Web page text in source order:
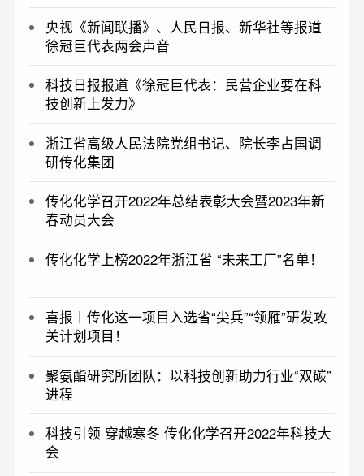
​央视《新闻联播》、人民日报、新华社等报道
徐冠巨代表两会声音
科技日报报道《徐冠巨代表：民营企业要在科
技创新上发力》
浙江省高级人民法院党组书记、院长李占国调
研传化集团
传化化学召开2022年总结表彰大会暨2023年新
春动员大会
传化化学上榜2022年浙江省 “未来工厂”名单！
喜报丨传化这一项目入选省“尖兵”“领雁”研发攻
关计划项目！
聚氨酯研究所团队：以科技创新助力行业“双碳”
进程
科技引领 穿越寒冬 传化化学召开2022年科技大
会